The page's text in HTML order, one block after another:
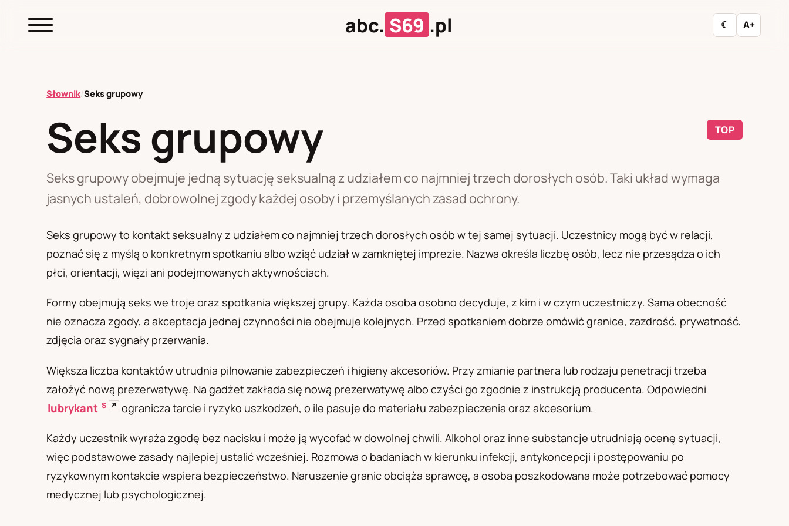
abc. S69 .pl ☾ A+
L M N O P R T
U
Z
PL
Polski
RU
Русский
UA
Українська
Słownik/Seks grupowy
Seks grupowy TOP
Seks grupowy obejmuje jedną sytuację seksualną z udziałem co najmniej trzech dorosłych osób. Taki układ wymaga
jasnych ustaleń, dobrowolnej zgody każdej osoby i przemyślanych zasad ochrony.
Seks grupowy to kontakt seksualny z udziałem co najmniej trzech dorosłych osób w tej samej sytuacji. Uczestnicy mogą być w relacji,
poznać się z myślą o konkretnym spotkaniu albo wziąć udział w zamkniętej imprezie. Nazwa określa liczbę osób, lecz nie przesądza o ich
płci, orientacji, więzi ani podejmowanych aktywnościach.
Formy obejmują seks we troje oraz spotkania większej grupy. Każda osoba osobno decyduje, z kim i w czym uczestniczy. Sama obecność
nie oznacza zgody, a akceptacja jednej czynności nie obejmuje kolejnych. Przed spotkaniem dobrze omówić granice, zazdrość, prywatność,
zdjęcia oraz sygnały przerwania.
Większa liczba kontaktów utrudnia pilnowanie zabezpieczeń i higieny akcesoriów. Przy zmianie partnera lub rodzaju penetracji trzeba
założyć nową prezerwatywę. Na gadżet zakłada się nową prezerwatywę albo czyści go zgodnie z instrukcją producenta. Odpowiedni
lubrykant S ↗ ogranicza tarcie i ryzyko uszkodzeń, o ile pasuje do materiału zabezpieczenia oraz akcesorium.
Każdy uczestnik wyraża zgodę bez nacisku i może ją wycofać w dowolnej chwili. Alkohol oraz inne substancje utrudniają ocenę sytuacji,
więc podstawowe zasady najlepiej ustalić wcześniej. Rozmowa o badaniach w kierunku infekcji, antykoncepcji i postępowaniu po
ryzykownym kontakcie wspiera bezpieczeństwo. Naruszenie granic obciąża sprawcę, a osoba poszkodowana może potrzebować pomocy
medycznej lub psychologicznej.